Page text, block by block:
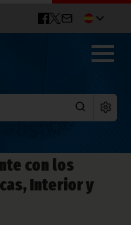
con los
Interior y